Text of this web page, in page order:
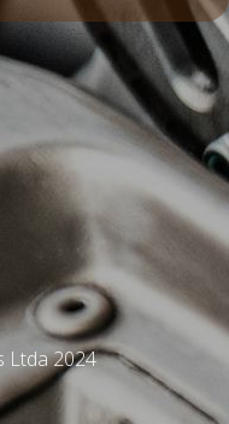
Ltda 2024